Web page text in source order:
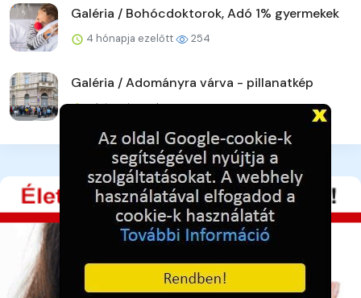
Galéria / Bohócdoktorok, Adó 1% gyermekek
4 hónapja ezelőtt 254
Galéria / Adományra várva - pillanatkép
4 hónapja ezelőtt 242